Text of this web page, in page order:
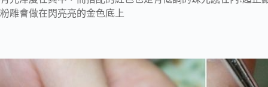
粉雕會做在閃亮亮的金色底上